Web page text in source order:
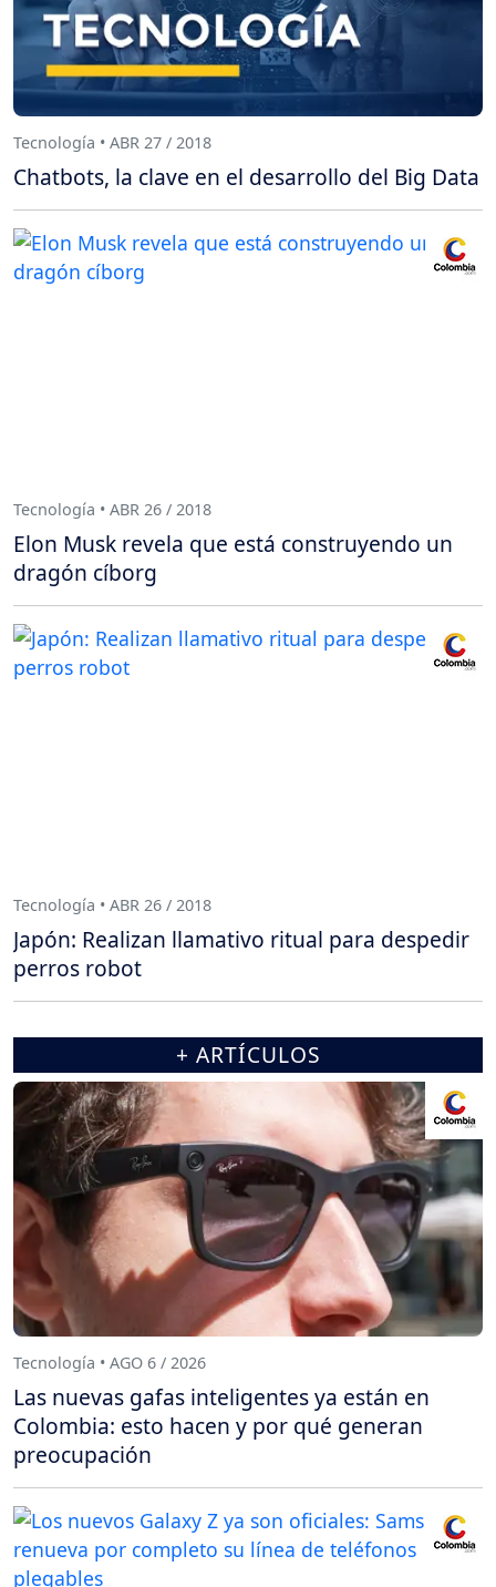
Tecnología • ABR 27 / 2018
Chatbots, la clave en el desarrollo del Big Data
Tecnología • ABR 26 / 2018
Elon Musk revela que está construyendo un
dragón cíborg
Tecnología • ABR 26 / 2018
Japón: Realizan llamativo ritual para despedir
perros robot
+ ARTÍCULOS
Tecnología • AGO 6 / 2026
Las nuevas gafas inteligentes ya están en
Colombia: esto hacen y por qué generan
preocupación